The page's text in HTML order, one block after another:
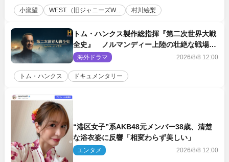
小瀧望 WEST.（旧ジャニーズW... 村川絵梨
トム・ハンクス製作総指揮『第二次世界大戦
全史』 ノルマンディー上陸の壮絶な戦場を
収めた特別映像解禁
海外ドラマ 2026/8/8 12:00
トム・ハンクス ドキュメンタリー
“港区女子”系AKB48元メンバー38歳、清楚
な浴衣姿に反響「相変わらず美しい」
エンタメ 2026/8/8 12:00